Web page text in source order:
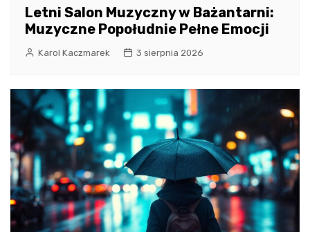
Letni Salon Muzyczny w Bażantarni:
Muzyczne Popołudnie Pełne Emocji
Karol Kaczmarek 3 sierpnia 2026